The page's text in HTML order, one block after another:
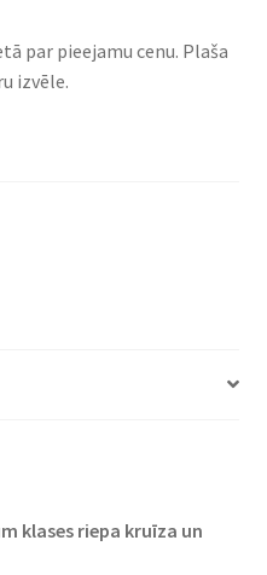
par pieejamu cenu. Plaša
izvēle.
klases riepa kruīza un